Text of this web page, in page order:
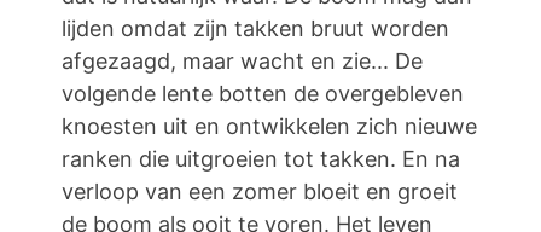
lijden omdat zijn takken bruut worden
afgezaagd, maar wacht en zie... De
volgende lente botten de overgebleven
knoesten uit en ontwikkelen zich nieuwe
ranken die uitgroeien tot takken. En na
verloop van een zomer bloeit en groeit
de boom als ooit te voren. Het leven